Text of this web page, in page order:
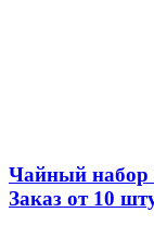
Чайный набор
Заказ от 10